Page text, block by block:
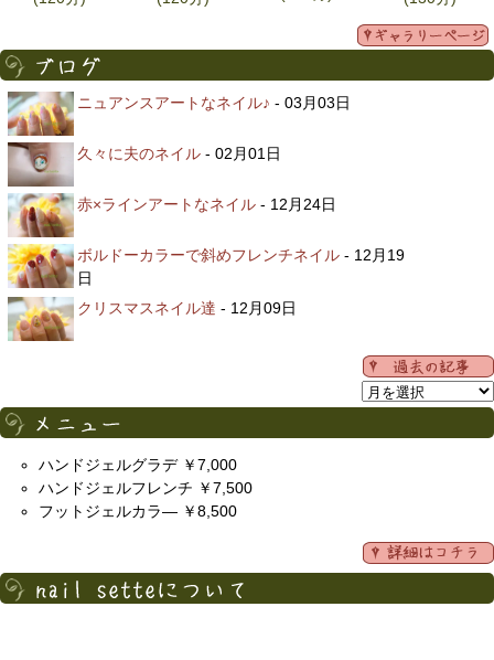
ニュアンスアートなネイル♪ - 03月03日
久々に夫のネイル - 02月01日
赤×ラインアートなネイル - 12月24日
ボルドーカラーで斜めフレンチネイル - 12月19
日
クリスマスネイル達 - 12月09日
ハンドジェルグラデ ￥7,000
ハンドジェルフレンチ ￥7,500
フットジェルカラ― ￥8,500